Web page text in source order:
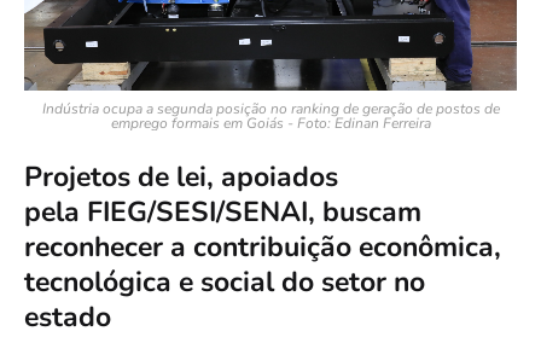
Indústria ocupa a segunda posição no ranking de geração de postos de
emprego formais em Goiás - Foto: Edinan Ferreira
Projetos de lei, apoiados
pela FIEG/SESI/SENAI, buscam
reconhecer a contribuição econômica,
tecnológica e social do setor no
estado